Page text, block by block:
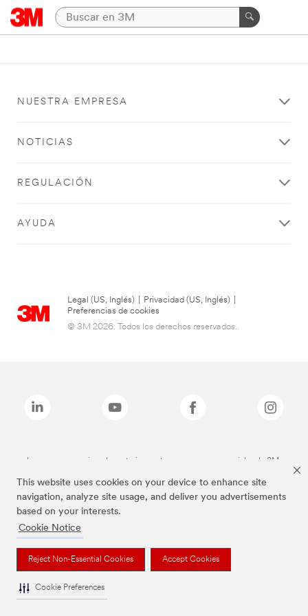
This website uses cookies on your device to enhance site
navigation, analyze site usage, and deliver you advertisements
based on your interests.
Cookie Notice
Reject Non-Essential Cookies Accept Cookies
Cookie Preferences
NUESTRA EMPRESA
NOTICIAS
REGULACIÓN
AYUDA
Legal (US, Inglés) Privacidad (US, Inglés)
Preferencias de cookies
© 3M 2026. Todos los derechos reservados..
Las marcas mencionadas anteriormente son marcas comerciales de 3M.